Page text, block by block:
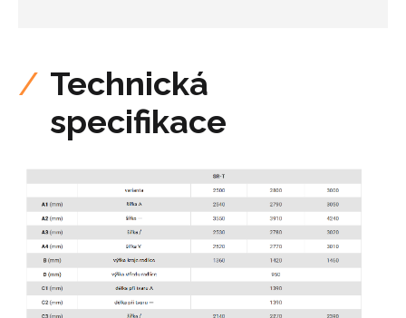
Technická
specifikace